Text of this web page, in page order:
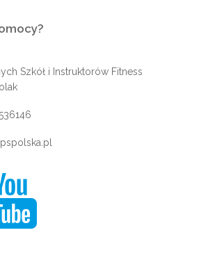
Szkół i Instruktorów Fitness